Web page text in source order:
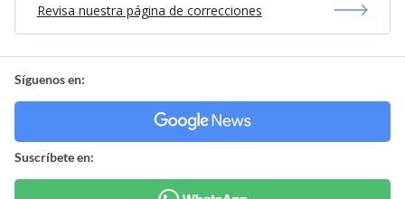
Revisa nuestra página de correcciones
Síguenos en:
Suscríbete en: